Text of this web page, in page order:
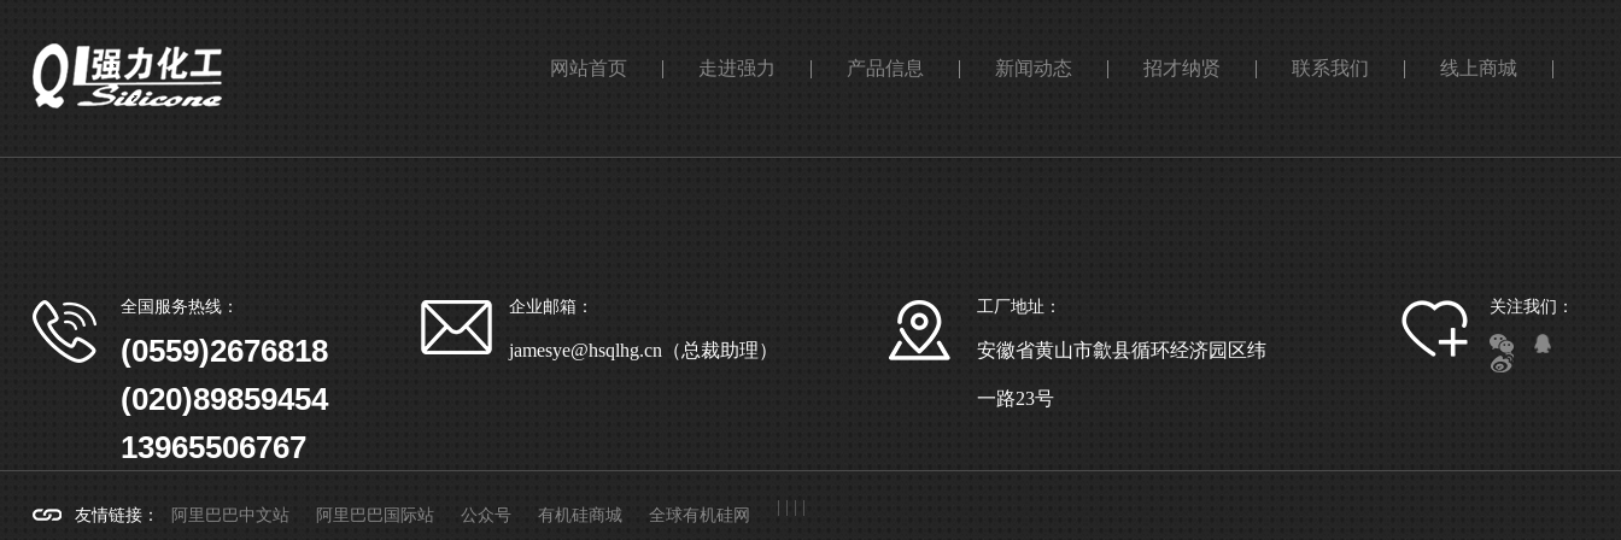
网站首页 走进强力 产品信息 新闻动态 招才纳贤 联系我们 线上商城
全国服务热线：
(0559)2676818
(020)89859454
13965506767
企业邮箱：
jamesye@hsqlhg.cn（总裁助理）
工厂地址：
安徽省黄山市歙县循环经济园区纬
一路23号
关注我们：
友情链接： 阿里巴巴中文站 |
阿里巴巴国际站 |
公众号 |
有机硅商城 |
全球有机硅网